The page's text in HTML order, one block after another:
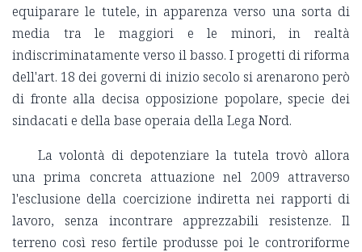
equiparare le tutele, in apparenza verso una sorta di
media tra le maggiori e le minori, in realtà
indiscriminatamente verso il basso. I progetti di riforma
dell'art. 18 dei governi di inizio secolo si arenarono però
di fronte alla decisa opposizione popolare, specie dei
sindacati e della base operaia della Lega Nord.
La volontà di depotenziare la tutela trovò allora
una prima concreta attuazione nel 2009 attraverso
l'esclusione della coercizione indiretta nei rapporti di
lavoro, senza incontrare apprezzabili resistenze. Il
terreno così reso fertile produsse poi le controriforme